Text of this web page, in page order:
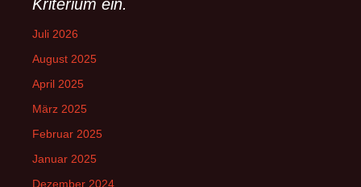
Kriterium ein.
Juli 2026
August 2025
April 2025
März 2025
Februar 2025
Januar 2025
Dezember 2024